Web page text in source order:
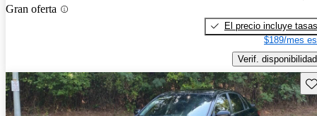
Gran oferta
El precio incluye tasas
$189/mes
Verif. disponibilidad